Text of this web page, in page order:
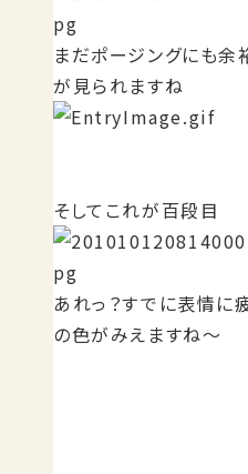
まだポージングにも余
が見られますね
そしてこれが百段目
あれっ？すでに表情に
の色がみえますね～